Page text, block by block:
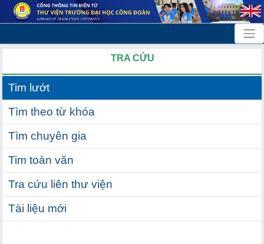
TRA CỨU
Tim lướt
Tìm theo từ khóa
Tìm chuyên gia
Tim toàn văn
Tra cứu liên thư viện
Tài liệu mới